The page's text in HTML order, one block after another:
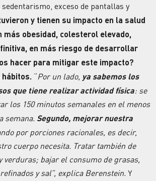
exceso de pantallas y
y tienen su impacto en la salud
más obesidad, colesterol elevado,
en más riesgo de desarrollar
hacer para mitigar este impacto?
“Por un lado, ya sabemos los
que tiene realizar actividad física: se
los 150 minutos semanales en el menos
semana. Segundo, mejorar nuestra
por porciones racionales, es decir,
cuerpo necesita. Tratar también de
bajar el consumo de grasas,
y sal”, explica Berenstein.Y